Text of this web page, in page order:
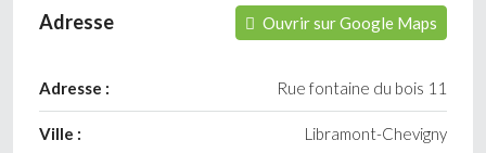
Adresse Ouvrir sur Google Maps
Adresse : Rue fontaine du bois 11
Ville : Libramont-Chevigny